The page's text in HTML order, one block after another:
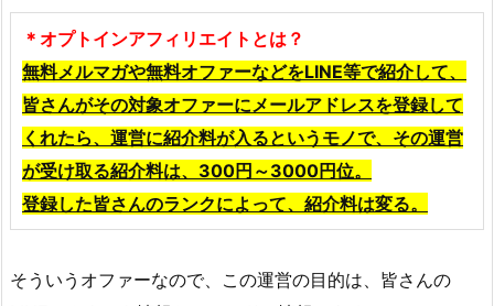
＊オプトインアフィリエイトとは？
無料メルマガや無料オファーなどをLINE等で紹介して、
皆さんがその対象オファーにメールアドレスを登録して
くれたら、運営に紹介料が入るというモノで、その運営
が受け取る紹介料は、300円～3000円位。
登録した皆さんのランクによって、紹介料は変る。
そういうオファーなので、この運営の目的は、皆さんの